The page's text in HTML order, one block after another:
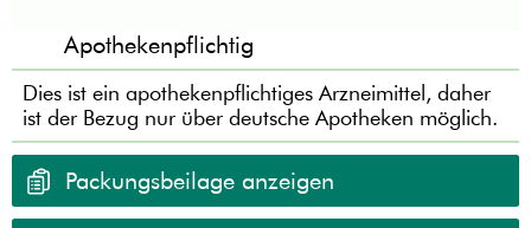
Apothekenpflichtig
Dies ist ein apothekenpflichtiges Arzneimittel, daher
ist der Bezug nur über deutsche Apotheken möglich.
Packungsbeilage anzeigen